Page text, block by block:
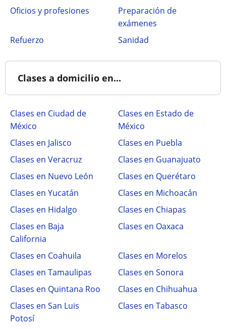
Oficios y profesiones
Preparación de
exámenes
Refuerzo
Sanidad
Clases a domicilio en...
Clases en Ciudad de
México
Clases en Estado de
México
Clases en Jalisco
Clases en Puebla
Clases en Veracruz
Clases en Guanajuato
Clases en Nuevo León
Clases en Querétaro
Clases en Yucatán
Clases en Michoacán
Clases en Hidalgo
Clases en Chiapas
Clases en Baja
California
Clases en Oaxaca
Clases en Coahuila
Clases en Morelos
Clases en Tamaulipas
Clases en Sonora
Clases en Quintana Roo
Clases en Chihuahua
Clases en San Luis
Potosí
Clases en Tabasco